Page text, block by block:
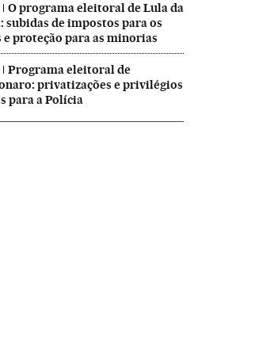
O programa eleitoral de Lula da
subidas de impostos para os
e proteção para as minorias
Programa eleitoral de
privatizações e privilégios
para a Polícia